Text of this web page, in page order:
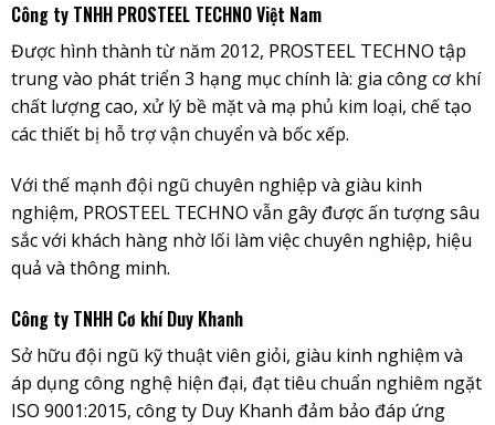
Công ty TNHH PROSTEEL TECHNO Việt Nam
Được hình thành từ năm 2012, PROSTEEL TECHNO tập
trung vào phát triển 3 hạng mục chính là: gia công cơ khí
chất lượng cao, xử lý bề mặt và mạ phủ kim loại, chế tạo
các thiết bị hỗ trợ vận chuyển và bốc xếp.
Với thế mạnh đội ngũ chuyên nghiệp và giàu kinh
nghiệm, PROSTEEL TECHNO vẫn gây được ấn tượng sâu
sắc với khách hàng nhờ lối làm việc chuyên nghiệp, hiệu
quả và thông minh.
Công ty TNHH Cơ khí Duy Khanh
Sở hữu đội ngũ kỹ thuật viên giỏi, giàu kinh nghiệm và
áp dụng công nghệ hiện đại, đạt tiêu chuẩn nghiêm ngặt
ISO 9001:2015, công ty Duy Khanh đảm bảo đáp ứng